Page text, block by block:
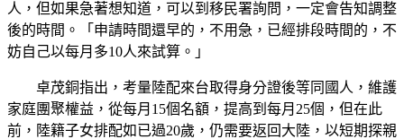
人，但如果急著想知道，可以到移民署詢問，一定會告知調整
後的時間。「申請時間還早的，不用急，已經排段時間的，不
妨自己以每月多10人來試算。」
卓茂銅指出，考量陸配來台取得身分證後等同國人，維護
家庭團聚權益，從每月15個名額，提高到每月25個，但在此
前，陸籍子女排配如已過20歲，仍需要返回大陸，以短期探親